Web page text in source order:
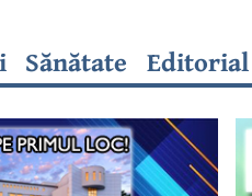
Sănătate Editorial